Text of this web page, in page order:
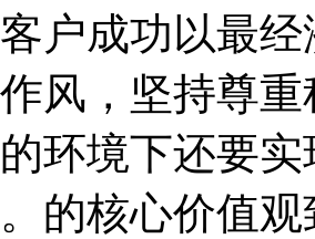
户成功以最
风，坚持尊
环境下还要
的核心价值